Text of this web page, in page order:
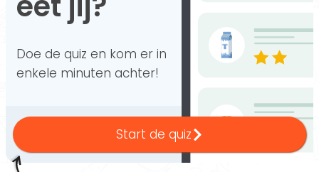
Doe de quiz en kom er in
enkele minuten achter!
Start de quiz